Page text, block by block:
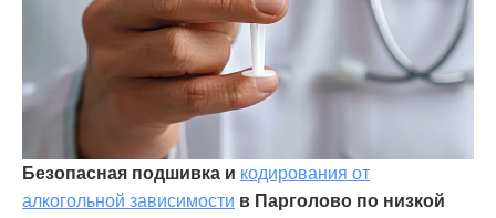
Безопасная подшивка и кодирования от
алкогольной зависимости в Парголово по низкой